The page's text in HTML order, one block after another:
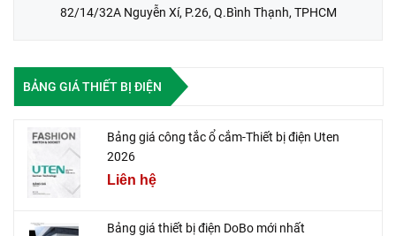
82/14/32A Nguyễn Xí, P.26, Q.Bình Thạnh, TPHCM
BẢNG GIÁ THIẾT BỊ ĐIỆN
Bảng giá công tắc ổ cắm-Thiết bị điện Uten
2026
Liên hệ
Bảng giá thiết bị điện DoBo mới nhất